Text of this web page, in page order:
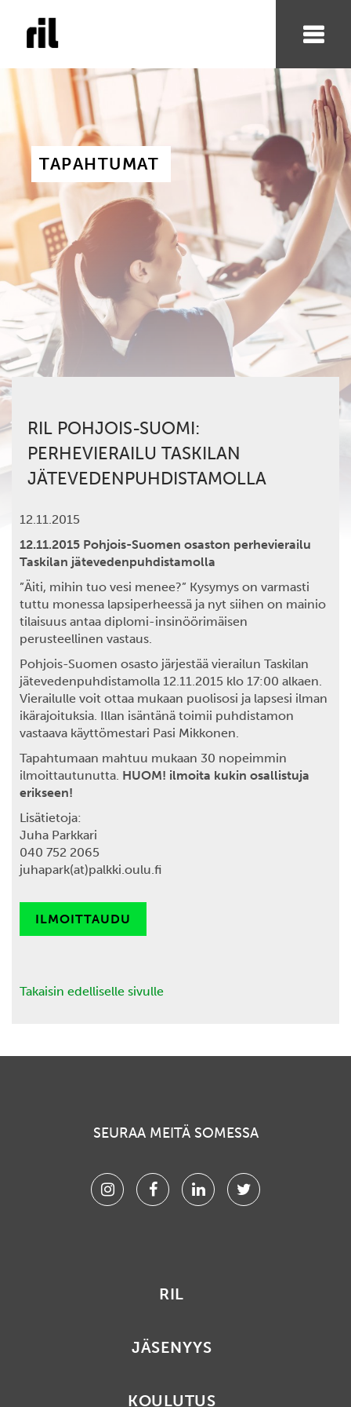
TAPAHTUMAT
RIL POHJOIS-SUOMI:
PERHEVIERAILU TASKILAN
JÄTEVEDENPUHDISTAMOLLA
12.11.2015
12.11.2015 Pohjois-Suomen osaston perhevierailu
Taskilan jätevedenpuhdistamolla
”Äiti, mihin tuo vesi menee?” Kysymys on varmasti
tuttu monessa lapsiperheessä ja nyt siihen on mainio
tilaisuus antaa diplomi-insinöörimäisen
perusteellinen vastaus.
Pohjois-Suomen osasto järjestää vierailun Taskilan
jätevedenpuhdistamolla 12.11.2015 klo 17:00 alkaen.
Vierailulle voit ottaa mukaan puolisosi ja lapsesi ilman
ikärajoituksia. Illan isäntänä toimii puhdistamon
vastaava käyttömestari Pasi Mikkonen.
Tapahtumaan mahtuu mukaan 30 nopeimmin
ilmoittautunutta. HUOM! ilmoita kukin osallistuja
erikseen!
Lisätietoja:
Juha Parkkari
040 752 2065
juhapark(at)palkki.oulu.fi
ILMOITTAUDU
Takaisin edelliselle sivulle
SEURAA MEITÄ SOMESSA
InstagramFacebookLinkedinTwitter
RIL
JÄSENYYS
KOULUTUS